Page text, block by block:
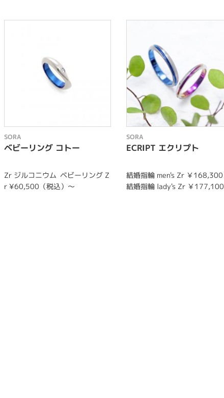
SORA
ベビーリング コトー
Zr ジルコニウム ベビーリング Z
r ¥60,500（税込）〜
SORA
ECRIPT エクリプト
結婚指輪 men's Zr ￥168,300
結婚指輪 lady's Zr ￥177,100